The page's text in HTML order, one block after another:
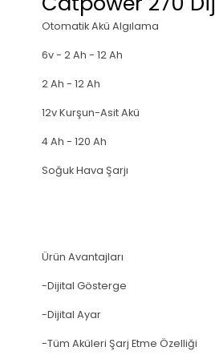
Otomatik Akü Algılama
6v - 2 Ah - 12 Ah
2 Ah - 12 Ah
12v Kurşun-Asit Akü
4 Ah - 120 Ah
Soğuk Hava Şarjı
Ürün Avantajları
-Dijital Gösterge
-Dijital Ayar
-Tüm Aküleri Şarj Etme Özelliği